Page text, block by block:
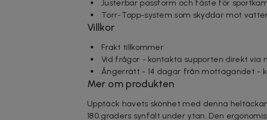
Justerbar passform och fäste för
Torr-Topp-system som skyddar mot
Villkor
Frakt tillkommer
Vid frågor - kontakta supporten direkt via
Ångerrätt - 14 dagar från mottagandet -
Mer om produkten
Upptäck havets skönhet med denna
180 graders synfält under ytan. Den